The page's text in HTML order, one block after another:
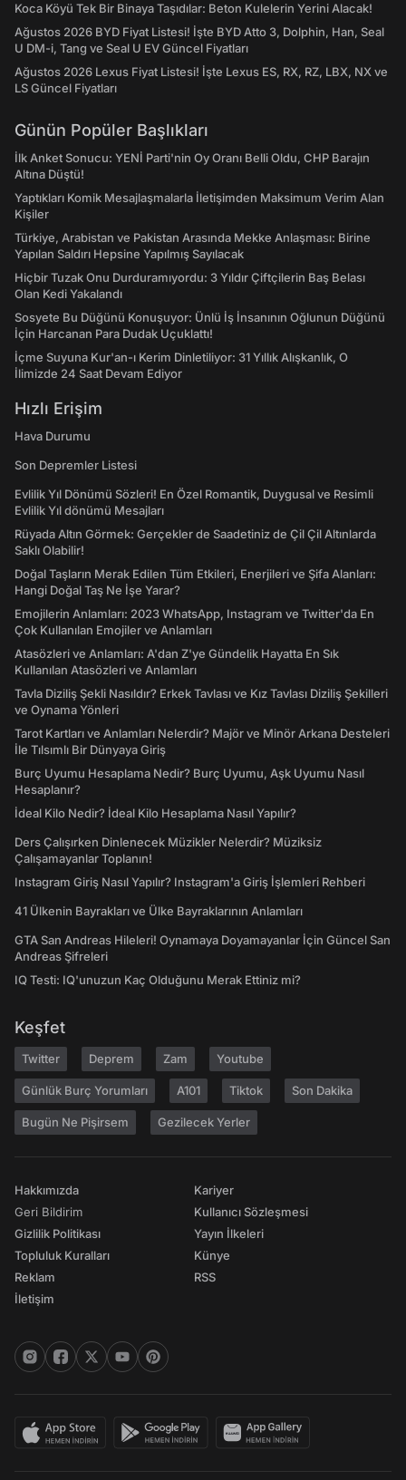
Koca Köyü Tek Bir Binaya Taşıdılar: Beton Kulelerin Yerini Alacak!
Ağustos 2026 BYD Fiyat Listesi! İşte BYD Atto 3, Dolphin, Han, Seal
U DM-i, Tang ve Seal U EV Güncel Fiyatları
Ağustos 2026 Lexus Fiyat Listesi! İşte Lexus ES, RX, RZ, LBX, NX ve
LS Güncel Fiyatları
Günün Popüler Başlıkları
İlk Anket Sonucu: YENİ Parti'nin Oy Oranı Belli Oldu, CHP Barajın
Altına Düştü!
Yaptıkları Komik Mesajlaşmalarla İletişimden Maksimum Verim Alan
Kişiler
Türkiye, Arabistan ve Pakistan Arasında Mekke Anlaşması: Birine
Yapılan Saldırı Hepsine Yapılmış Sayılacak
Hiçbir Tuzak Onu Durduramıyordu: 3 Yıldır Çiftçilerin Baş Belası
Olan Kedi Yakalandı
Sosyete Bu Düğünü Konuşuyor: Ünlü İş İnsanının Oğlunun Düğünü
İçin Harcanan Para Dudak Uçuklattı!
İçme Suyuna Kur'an-ı Kerim Dinletiliyor: 31 Yıllık Alışkanlık, O
İlimizde 24 Saat Devam Ediyor
Hızlı Erişim
Hava Durumu
Son Depremler Listesi
Evlilik Yıl Dönümü Sözleri! En Özel Romantik, Duygusal ve Resimli
Evlilik Yıl dönümü Mesajları
Rüyada Altın Görmek: Gerçekler de Saadetiniz de Çil Çil Altınlarda
Saklı Olabilir!
Doğal Taşların Merak Edilen Tüm Etkileri, Enerjileri ve Şifa Alanları:
Hangi Doğal Taş Ne İşe Yarar?
Emojilerin Anlamları: 2023 WhatsApp, Instagram ve Twitter'da En
Çok Kullanılan Emojiler ve Anlamları
Atasözleri ve Anlamları: A'dan Z'ye Gündelik Hayatta En Sık
Kullanılan Atasözleri ve Anlamları
Tavla Diziliş Şekli Nasıldır? Erkek Tavlası ve Kız Tavlası Diziliş Şekilleri
ve Oynama Yönleri
Tarot Kartları ve Anlamları Nelerdir? Majör ve Minör Arkana Desteleri
İle Tılsımlı Bir Dünyaya Giriş
Burç Uyumu Hesaplama Nedir? Burç Uyumu, Aşk Uyumu Nasıl
Hesaplanır?
İdeal Kilo Nedir? İdeal Kilo Hesaplama Nasıl Yapılır?
Ders Çalışırken Dinlenecek Müzikler Nelerdir? Müziksiz
Çalışamayanlar Toplanın!
Instagram Giriş Nasıl Yapılır? Instagram'a Giriş İşlemleri Rehberi
41 Ülkenin Bayrakları ve Ülke Bayraklarının Anlamları
GTA San Andreas Hileleri! Oynamaya Doyamayanlar İçin Güncel San
Andreas Şifreleri
IQ Testi: IQ'unuzun Kaç Olduğunu Merak Ettiniz mi?
Keşfet
Twitter Deprem Zam Youtube
Günlük Burç Yorumları A101 Tiktok Son Dakika
Bugün Ne Pişirsem Gezilecek Yerler
Hakkımızda
Geri Bildirim
Gizlilik Politikası
Topluluk Kuralları
Reklam
İletişim
Kariyer
Kullanıcı Sözleşmesi
Yayın İlkeleri
Künye
RSS